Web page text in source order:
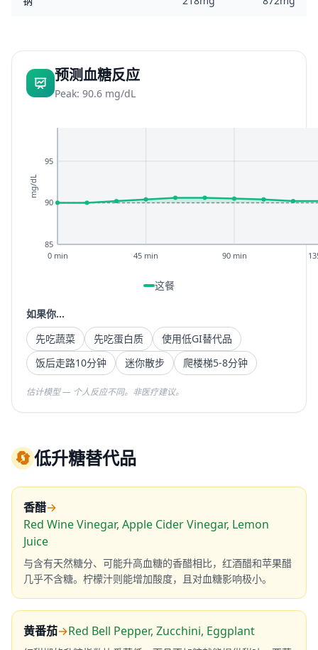
预测血糖反应
Peak: 90.6 mg/dL
85
90
95
0 min 45 min 90 min
mg/dL
这餐
如果你...
先吃蔬菜
先吃蛋白质
使用低GI替代品
饭后走路10分钟
迷你散步 爬楼梯5-8分钟
估计模型 — 个人反应不同。非医疗建议。
🔄低升糖替代品
香醋→
Red Wine Vinegar, Apple Cider Vinegar, Lemon
Juice
与含有天然糖分、可能升高血糖的香醋相比，红酒醋和苹果醋
几乎不含糖。柠檬汁则能增加酸度，且对血糖影响极小。
黄番茄→Red Bell Pepper, Zucchini, Eggplant